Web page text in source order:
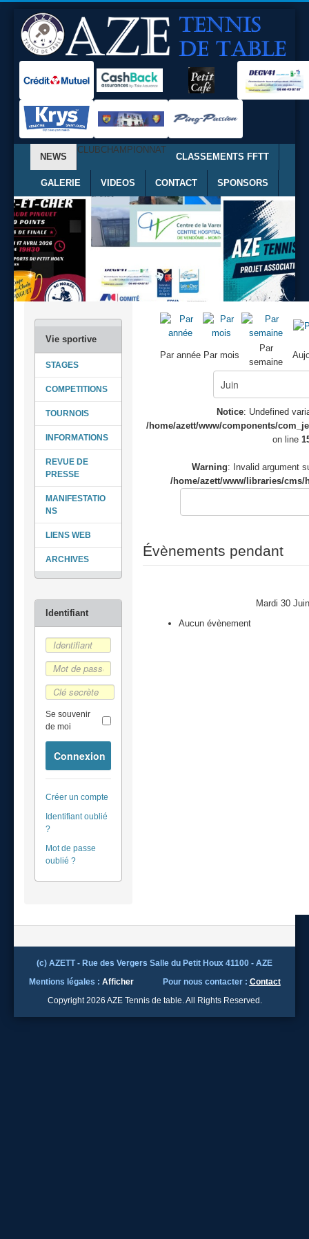
NEWS
CLUBCHAMPIONNAT
CLASSEMENTS FFTT
GALERIE VIDEOS CONTACT SPONSORS
Se souvenir
de moi
Connexion
Créer un compte
Identifiant oublié
?
Mot de passe
oublié ?
STAGES
COMPETITIONS
TOURNOIS
INFORMATIONS
REVUE DE
PRESSE
MANIFESTATIO
NS
LIENS WEB
ARCHIVES
Par année Par mois
Par
semaine
Notice: Undefined
/home/azett/www/components/
on line
Warning: Invalid argument
/home/azett/www/libraries/cms/
Évènements pendant
Mardi 30
Aucun évènement
(c) AZETT - Rue des Vergers Salle du Petit Houx 41100 - AZE
Mentions légales : Afficher Pour nous contacter : Contact
Copyright 2026 AZE Tennis de table. All Rights Reserved.